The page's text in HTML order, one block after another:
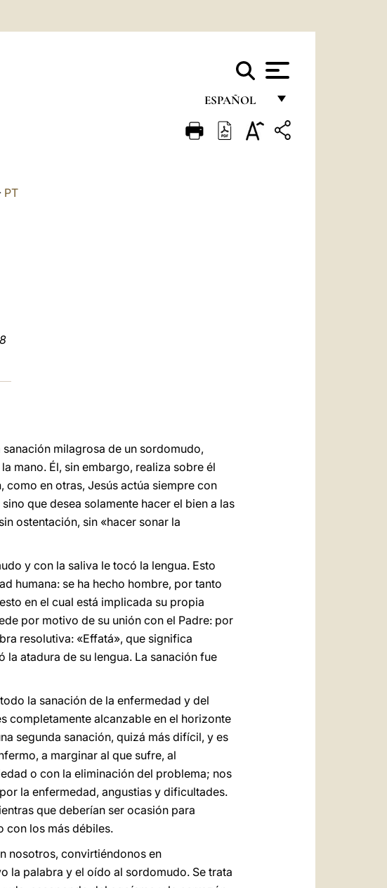
ESPAÑOL
FRANÇAIS
PT
milagrosa de un sordomudo,
mano. Él, sin embargo, realiza sobre él
en otras, Jesús actúa siempre con
que desea solamente hacer el bien a las
ostentación, sin «hacer sonar la
y con la saliva le tocó la lengua. Esto
humana: se ha hecho hombre, por tanto
en el cual está implicada su propia
por motivo de su unión con el Padre: por
resolutiva: «Effatá», que significa
la atadura de su lengua. La sanación fue
la sanación de la enfermedad y del
completamente alcanzable en el horizonte
segunda sanación, quizá más difícil, y es
a marginar al que sufre, al
o con la eliminación del problema; nos
la enfermedad, angustias y dificultades.
que deberían ser ocasión para
con los más débiles.
nosotros, convirtiéndonos en
la palabra y el oído al sordomudo. Se trata